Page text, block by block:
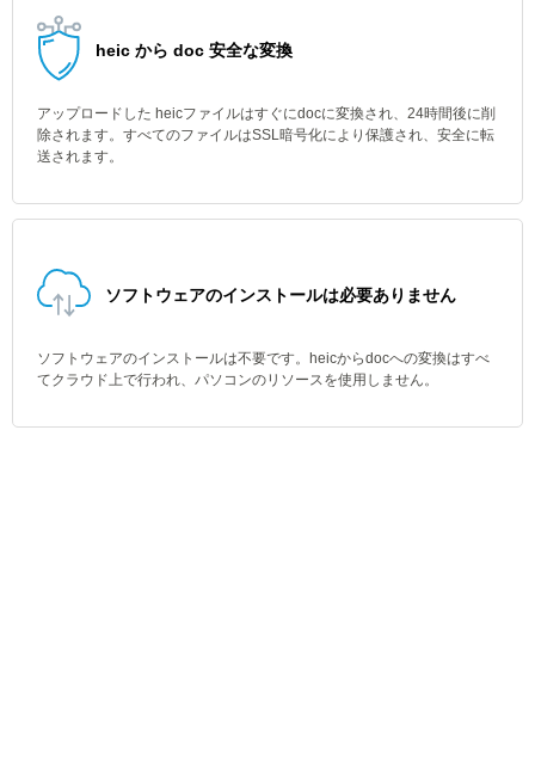
heic から doc 安全な変換
アップロードした heicファイルはすぐにdocに変換され、24時間後に削
除されます。すべてのファイルはSSL暗号化により保護され、安全に転
送されます。
ソフトウェアのインストールは必要ありません
ソフトウェアのインストールは不要です。heicからdocへの変換はすべ
てクラウド上で行われ、パソコンのリソースを使用しません。